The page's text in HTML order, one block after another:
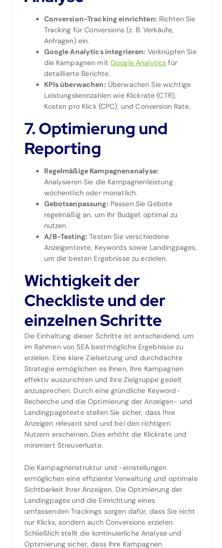
Conversion-Tracking einrichten: Richten Sie
Tracking für Conversions (z. B. Verkäufe,
Anfragen) ein.
Google Analytics integrieren: Verknüpfen Sie
die Kampagnen mitGoogle Analytics für
detaillierte Berichte.
KPIs überwachen: Überwachen Sie wichtige
Leistungskennzahlen wie Klickrate (CTR),
Kosten pro Klick (CPC), und Conversion Rate.
7. Optimierung und
Reporting
Regelmäßige Kampagnenanalyse:
Analysieren Sie die Kampagnenleistung
wöchentlich oder monatlich.
Gebotsanpassung: Passen Sie Gebote
regelmäßig an, um Ihr Budget optimal zu
nutzen.
A/B-Testing: Testen Sie verschiedene
Anzeigentexte, Keywords sowie Landingpages,
um die besten Ergebnisse zu erzielen.
Wichtigkeit der
Checkliste und der
einzelnen Schritte
Die Einhaltung dieser Schritte ist entscheidend, um
im Rahmen von SEA bestmögliche Ergebnisse zu
erzielen. Eine klare Zielsetzung und durchdachte
Strategie ermöglichen es Ihnen, Ihre Kampagnen
effektiv auszurichten und Ihre Zielgruppe gezielt
anzusprechen. Durch eine gründliche Keyword-
Recherche und die Optimierung der Anzeigen- und
Landingpagetexte stellen Sie sicher, dass Ihre
Anzeigen relevant sind und bei den richtigen
Nutzern erscheinen. Dies erhöht die Klickrate und
minimiert Streuverluste.
Die Kampagnenstruktur und -einstellungen
ermöglichen eine effiziente Verwaltung und optimale
Sichtbarkeit Ihrer Anzeigen. Die Optimierung der
Landingpages und die Einrichtung eines
umfassenden Trackings sorgen dafür, dass Sie nicht
nur Klicks, sondern auch Conversions erzielen.
Schließlich stellt die kontinuierliche Analyse und
Optimierung sicher, dass Ihre Kampagnen